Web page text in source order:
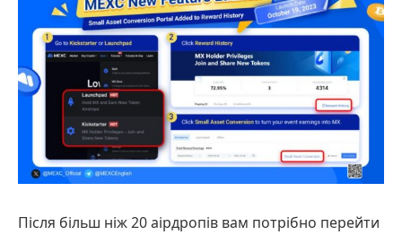
Після більш ніж 20 аірдропів вам потрібно перейти